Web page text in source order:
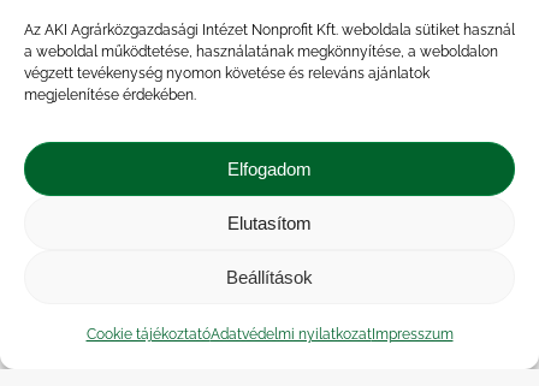
Az AKI Agrárközgazdasági Intézet Nonprofit Kft. weboldala sütiket használ
a weboldal működtetése, használatának megkönnyítése, a weboldalon
végzett tevékenység nyomon követése és releváns ajánlatok
megjelenítése érdekében.
Elfogadom
Elutasítom
Beállítások
Cookie tájékoztatóAdatvédelmi nyilatkozatImpresszum
május 16-i operatív jelentések alapján)
mezőgazdasági munkákról (2013.
május 21-i operatív jelentések alapján)
Tájékoztató jelentés a tavaszi